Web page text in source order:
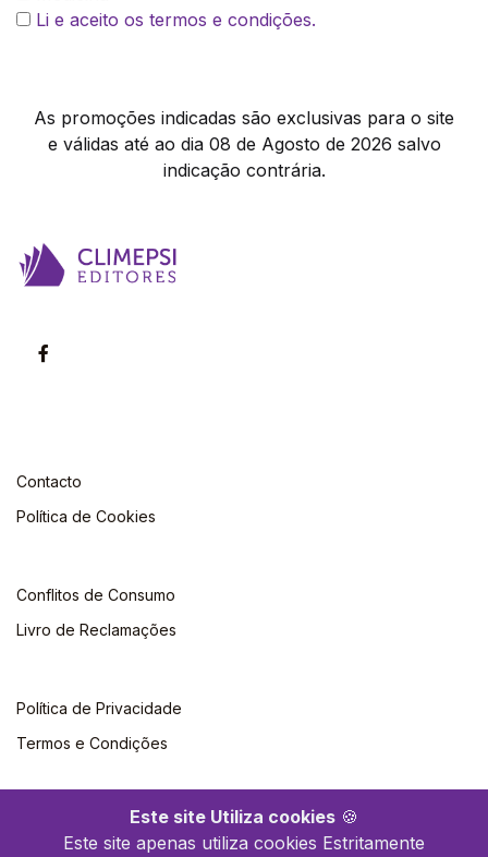
Este site Utiliza cookies 🍪
Este site apenas utiliza cookies Estritamente
Li e aceito os termos e condições.
As promoções indicadas são exclusivas para o site
e válidas até ao dia 08 de Agosto de 2026 salvo
indicação contrária.
Contacto
Política de Cookies
Conflitos de Consumo
Livro de Reclamações
Política de Privacidade
Termos e Condições